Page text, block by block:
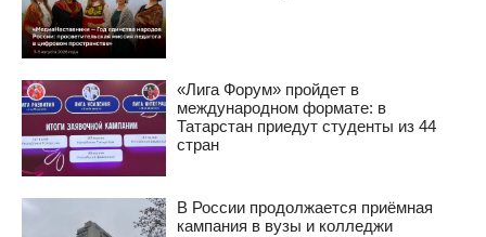
«Лига Форум» пройдет в
международном формате: в
Татарстан приедут студенты из 44
стран
В России продолжается приёмная
кампания в вузы и колледжи